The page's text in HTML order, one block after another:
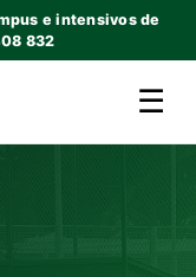
e intensivos de
832
☰